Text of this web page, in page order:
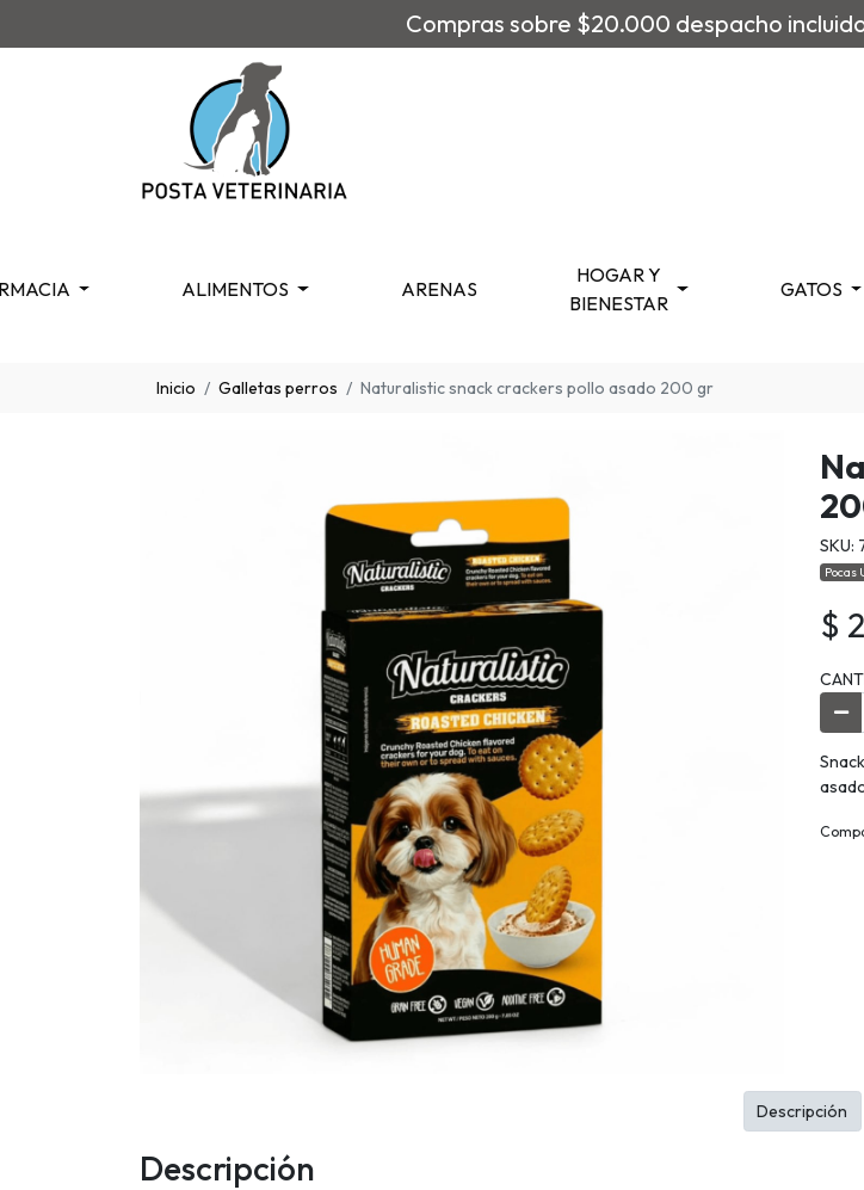
Compras sobre $20.000 despacho
ALIMENTOS ARENAS
HOGAR Y
BIENESTAR
GATOS
Inicio Galletas perros Naturalistic snack crackers pollo asado 200 gr
SKU:
Pocas
$
Descripción
Descripción